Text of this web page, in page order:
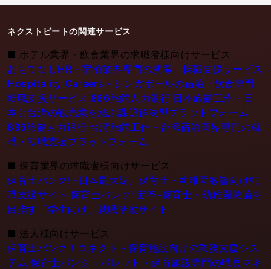
ネクストビートの関連サービス
■ ホテル業界・飲食業界の求職者様向けサービス
おもてなしHR - 宿泊業界専門の就職・転職支援サービス
Hospitality Careers - シンガポールの宿泊・飲食専門
転職支援サービス 886旅館人力銀行 日本旅館工作 - 日
本と台湾の観光業を結ぶ課題解決型プラットフォーム
886旅館人力銀行 台湾旅館工作 - 台湾宿泊業界専門の就
職・転職支援プラットフォーム
■ 保育業界の求職者様向けサービス
保育士バンク! -日本最大級。保育士・幼稚園教論向け転
職支援サイト 保育士バンク! 新卒-保育士・幼稚園教論を
目指す「学生向け」就職活動サイト
■ 法人様向けサービス
保育士バンク！コネクト - 保育施設向けの業務支援シス
テム 保育士バンク！パレット - 保育施設専門の職員マネ